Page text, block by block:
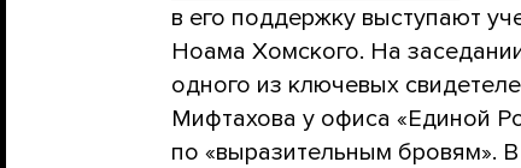
в его поддержку выступают
Ноама Хомского. На
одного из ключевых
Мифтахова у офиса «Единой
по «выразительным бровям».